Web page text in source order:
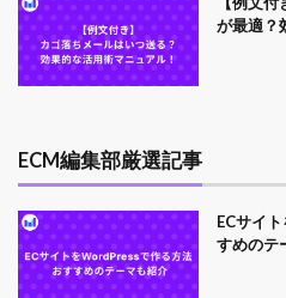
が最適？
ECM編集部厳選記事
ECサイ
すめのテ